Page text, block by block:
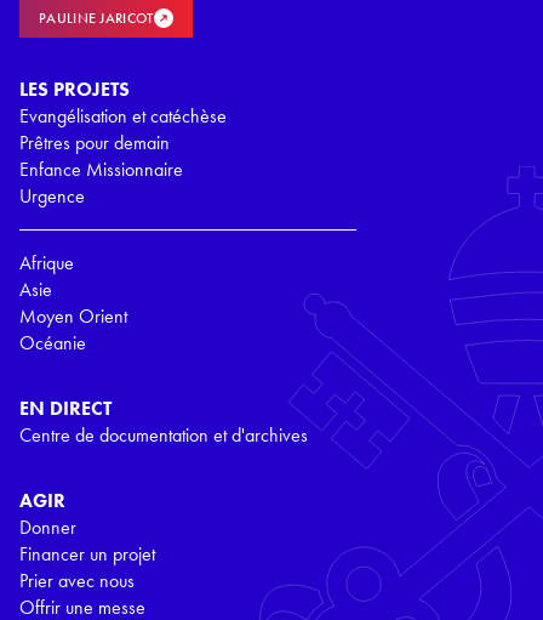
PAULINE JARICOT
LES PROJETS
Evangélisation et catéchèse
Prêtres pour demain
Enfance Missionnaire
Urgence
Afrique
Asie
Moyen Orient
Océanie
EN DIRECT
Centre de documentation et d'archives
AGIR
Donner
Financer un projet
Prier avec nous
Offrir une messe